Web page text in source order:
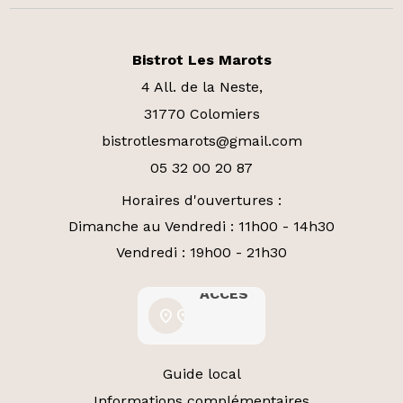
Bistrot Les Marots
4 All. de la Neste,
31770 Colomiers
bistrotlesmarots@gmail.com
05 32 00 20 87
Horaires d'ouvertures :
Dimanche au Vendredi : 11h00 - 14h30
Vendredi : 19h00 - 21h30
location_on location_on
ACCÈS
Guide local